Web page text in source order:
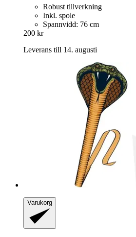
Robust tillverkning
Inkl. spole
Spannvidd: 76 cm
200 kr
Leverans till 14. augusti
Varukorg